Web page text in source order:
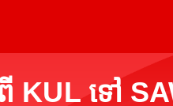
ពី KUL ទៅ